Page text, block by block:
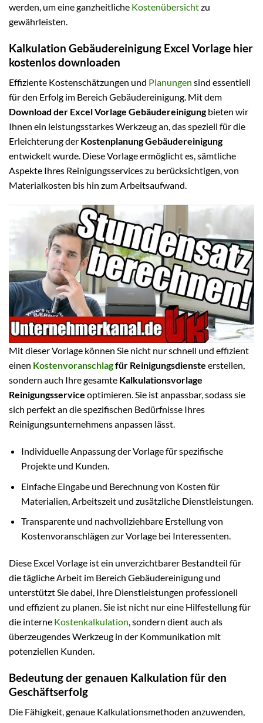
werden, um eine ganzheitliche Kostenübersichtzu
gewährleisten.
Kalkulation Gebäudereinigung Excel Vorlage hier
kostenlos downloaden
Effiziente Kostenschätzungen und Planungen sind essentiell
für den Erfolg im Bereich Gebäudereinigung. Mit dem
Download der Excel Vorlage Gebäudereinigungbieten wir
Ihnen ein leistungsstarkes Werkzeug an, das speziell für die
Erleichterung der Kostenplanung Gebäudereinigung
entwickelt wurde. Diese Vorlage ermöglicht es, sämtliche
Aspekte Ihres Reinigungsservices zu berücksichtigen, von
Materialkosten bis hin zum Arbeitsaufwand.
Mit dieser Vorlage können Sie nicht nur schnell und effizient
einen Kostenvoranschlagfür Reinigungsdienste erstellen,
sondern auch Ihre gesamte Kalkulationsvorlage
Reinigungsservice optimieren. Sie ist anpassbar, sodass sie
sich perfekt an die spezifischen Bedürfnisse Ihres
Reinigungsunternehmens anpassen lässt.
Individuelle Anpassung der Vorlage für spezifische
Projekte und Kunden.
Einfache Eingabe und Berechnung von Kosten für
Materialien, Arbeitszeit und zusätzliche Dienstleistungen.
Transparente und nachvollziehbare Erstellung von
Kostenvoranschlägen zur Vorlage bei Interessenten.
Diese Excel Vorlage ist ein unverzichtbarer Bestandteil für
die tägliche Arbeit im Bereich Gebäudereinigung und
unterstützt Sie dabei, Ihre Dienstleistungen professionell
und effizient zu planen. Sie ist nicht nur eine Hilfestellung für
die interne Kostenkalkulation, sondern dient auch als
überzeugendes Werkzeug in der Kommunikation mit
potenziellen Kunden.
Bedeutung der genauen Kalkulation für den
Geschäftserfolg
Die Fähigkeit, genaue Kalkulationsmethoden anzuwenden,